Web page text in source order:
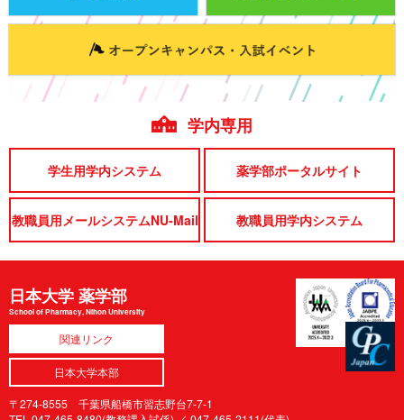
学内専用
学生用学内システム 薬学部ポータルサイト
教職員用メールシステムNU-Mail 教職員用学内システム
日本大学 薬学部
School of Pharmacy, Nihon University
関連リンク
日本大学本部
〒274-8555 千葉県船橋市習志野台7-7-1